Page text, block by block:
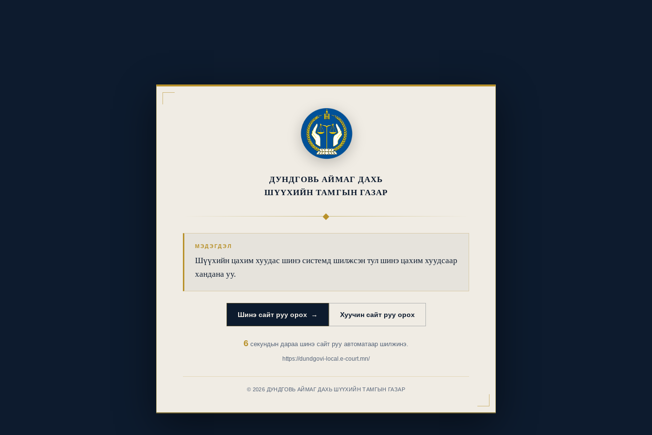
ДУНДГОВЬ АЙМАГ ДАХЬ
ШҮҮХИЙН ТАМГЫН ГАЗАР
◆
МЭДЭГДЭЛ
Шүүхийн цахим хуудас шинэ системд шилжсэн тул шинэ цахим хуудсаар
хандана уу.
Шинэ сайт руу орох → Хуучин сайт руу орох
6 секундын дараа шинэ сайт руу автоматаар шилжинэ.
https://dundgovi-local.e-court.mn/
© 2026 ДУНДГОВЬ АЙМАГ ДАХЬ ШҮҮХИЙН ТАМГЫН ГАЗАР